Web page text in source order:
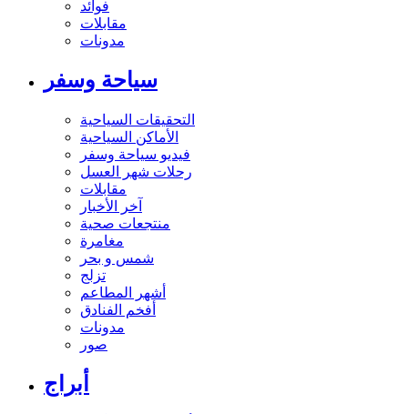
فوائد
مقابلات
مدونات
سياحة وسفر
التحقيقات السياحية
الأماكن السياحية
فيديو سياحة وسفر
رحلات شهر العسل
مقابلات
آخر الأخبار
منتجعات صحية
مغامرة
شمس و بحر
تزلج
أشهر المطاعم
أفخم الفنادق
مدونات
صور
أبراج